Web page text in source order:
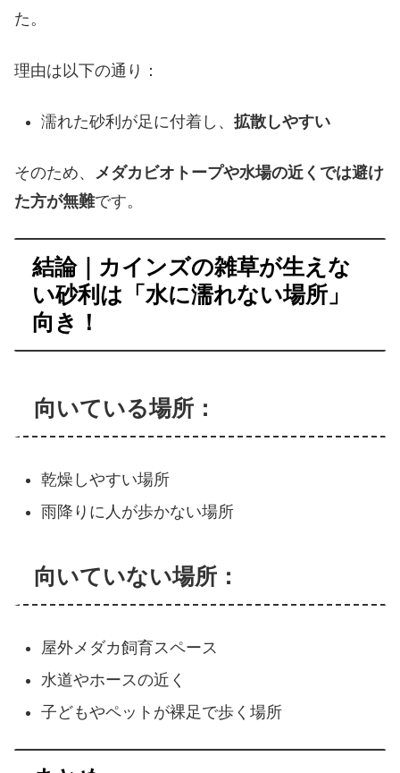
た。
理由は以下の通り：
濡れた砂利が足に付着し、 拡散しやすい
そのため、
メダカビオトープや水場の近くでは避け
た方が無難です。
結論｜カインズの雑草が生えな
い砂利は「水に濡れない場所」
向き！
向いている場所：
乾燥しやすい場所
雨降りに人が歩かない場所
向いていない場所：
屋外メダカ飼育スペース
水道やホースの近く
子どもやペットが裸足で歩く場所